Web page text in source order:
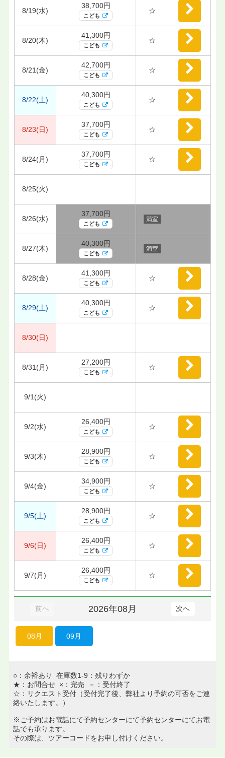
8/19(水)
38,700円
こども
☆
8/20(木)
41,300円
こども
☆
8/21(金)
42,700円
こども
☆
8/22(土)
40,300円
こども
☆
8/23(日)
37,700円
こども
☆
8/24(月)
37,700円
こども
☆
8/25(火)
8/26(水)
37,700円
こども
満室
8/27(木)
40,300円
こども
満室
8/28(金)
41,300円
こども
☆
8/29(土)
40,300円
こども
☆
8/30(日)
8/31(月)
27,200円
こども
☆
9/1(火)
9/2(水)
26,400円
こども
☆
9/3(木)
28,900円
こども
☆
9/4(金)
34,900円
こども
☆
9/5(土)
28,900円
こども
☆
9/6(日)
26,400円
こども
☆
9/7(月)
26,400円
こども
☆
前へ 2026年08月 次へ
08月 09月
○：余裕あり 在庫数1-9：残りわずか
★：お問合せ ×：完売 －：受付終了
☆：リクエスト受付（受付完了後、弊社より予約の可否をご連
絡いたします。）
※ご予約はお電話にて予約センターにて予約センターにてお電
話でも承ります。
その際は、ツアーコードをお申し付けください。